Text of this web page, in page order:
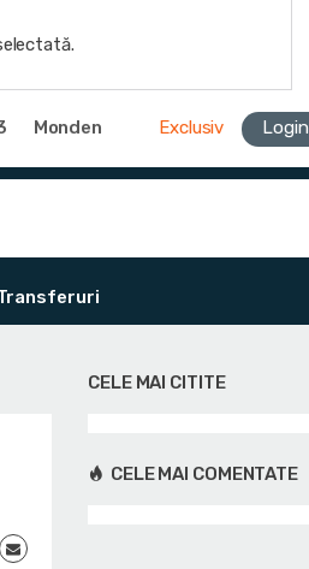
Monden Exclusiv Login
CELE MAI CITITE
CELE MAI COMENTATE